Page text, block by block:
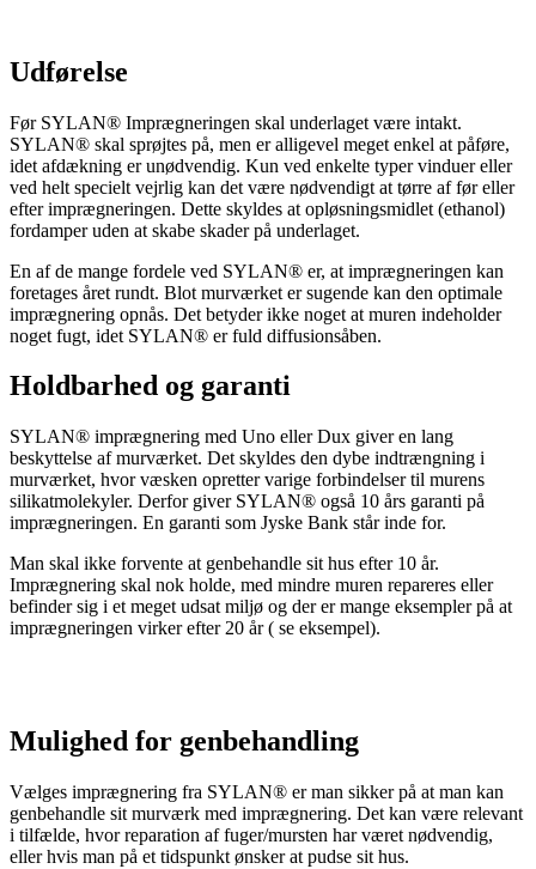
Udførelse
Før SYLAN® Imprægneringen skal underlaget være intakt.
SYLAN® skal sprøjtes på, men er alligevel meget enkel at påføre,
idet afdækning er unødvendig. Kun ved enkelte typer vinduer eller
ved helt specielt vejrlig kan det være nødvendigt at tørre af før eller
efter imprægneringen. Dette skyldes at opløsningsmidlet (ethanol)
fordamper uden at skabe skader på underlaget.
En af de mange fordele ved SYLAN® er, at imprægneringen kan
foretages året rundt. Blot murværket er sugende kan den optimale
imprægnering opnås. Det betyder ikke noget at muren indeholder
noget fugt, idet SYLAN® er fuld diffusionsåben.
Holdbarhed og garanti
SYLAN® imprægnering med Uno eller Dux giver en lang
beskyttelse af murværket. Det skyldes den dybe indtrængning i
murværket, hvor væsken opretter varige forbindelser til murens
silikatmolekyler. Derfor giver SYLAN® også 10 års garanti på
imprægneringen. En garanti som Jyske Bank står inde for.
Man skal ikke forvente at genbehandle sit hus efter 10 år.
Imprægnering skal nok holde, med mindre muren repareres eller
befinder sig i et meget udsat miljø og der er mange eksempler på at
imprægneringen virker efter 20 år ( se eksempel).
Mulighed for genbehandling
Vælges imprægnering fra SYLAN® er man sikker på at man kan
genbehandle sit murværk med imprægnering. Det kan være relevant
i tilfælde, hvor reparation af fuger/mursten har været nødvendig,
eller hvis man på et tidspunkt ønsker at pudse sit hus.